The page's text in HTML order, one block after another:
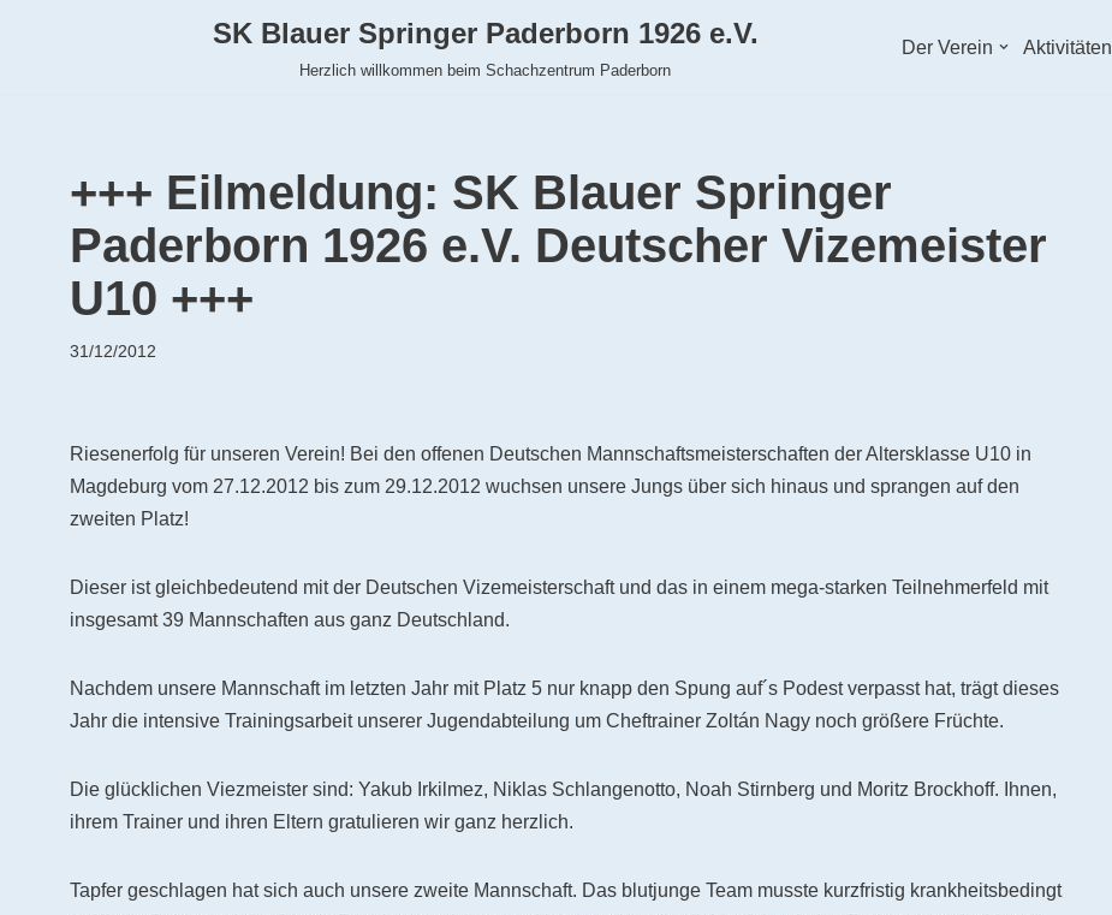
SK Blauer Springer Paderborn 1926 e.V.
Herzlich willkommen beim Schachzentrum Paderborn
Der Verein Aktivitäten
+++ Eilmeldung: SK Blauer Springer
Paderborn 1926 e.V. Deutscher Vizemeister
U10 +++
31/12/2012
Riesenerfolg für unseren Verein! Bei den offenen Deutschen Mannschaftsmeisterschaften der Altersklasse U10 in
Magdeburg vom 27.12.2012 bis zum 29.12.2012 wuchsen unsere Jungs über sich hinaus und sprangen auf den
zweiten Platz!
Dieser ist gleichbedeutend mit der Deutschen Vizemeisterschaft und das in einem mega-starken Teilnehmerfeld mit
insgesamt 39 Mannschaften aus ganz Deutschland.
Nachdem unsere Mannschaft im letzten Jahr mit Platz 5 nur knapp den Spung auf´s Podest verpasst hat, trägt dieses
Jahr die intensive Trainingsarbeit unserer Jugendabteilung um Cheftrainer Zoltán Nagy noch größere Früchte.
Die glücklichen Viezmeister sind: Yakub Irkilmez, Niklas Schlangenotto, Noah Stirnberg und Moritz Brockhoff. Ihnen,
ihrem Trainer und ihren Eltern gratulieren wir ganz herzlich.
Tapfer geschlagen hat sich auch unsere zweite Mannschaft. Das blutjunge Team musste kurzfristig krankheitsbedingt